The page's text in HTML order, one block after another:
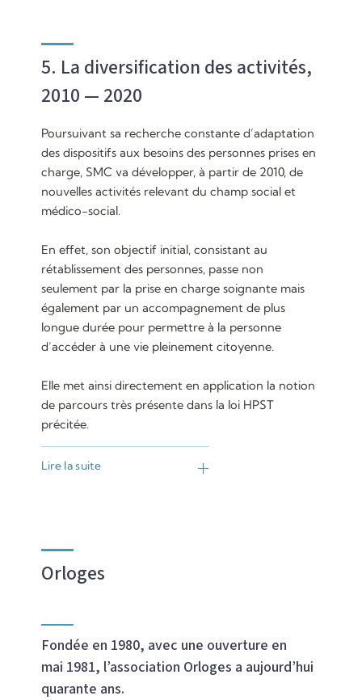
5. La diversification des activités,
2010 — 2020
Poursuivant sa recherche constante d’adaptation
des dispositifs aux besoins des personnes prises en
charge, SMC va développer, à partir de 2010, de
nouvelles activités relevant du champ social et
médico-social.
En effet, son objectif initial, consistant au
rétablissement des personnes, passe non
seulement par la prise en charge soignante mais
également par un accompagnement de plus
longue durée pour permettre à la personne
d’accéder à une vie pleinement citoyenne.
Elle met ainsi directement en application la notion
de parcours très présente dans la loi HPST
précitée.
Lire la suite
Orloges
Fondée en 1980, avec une ouverture en
mai 1981, l’association Orloges a aujourd’hui
quarante ans.